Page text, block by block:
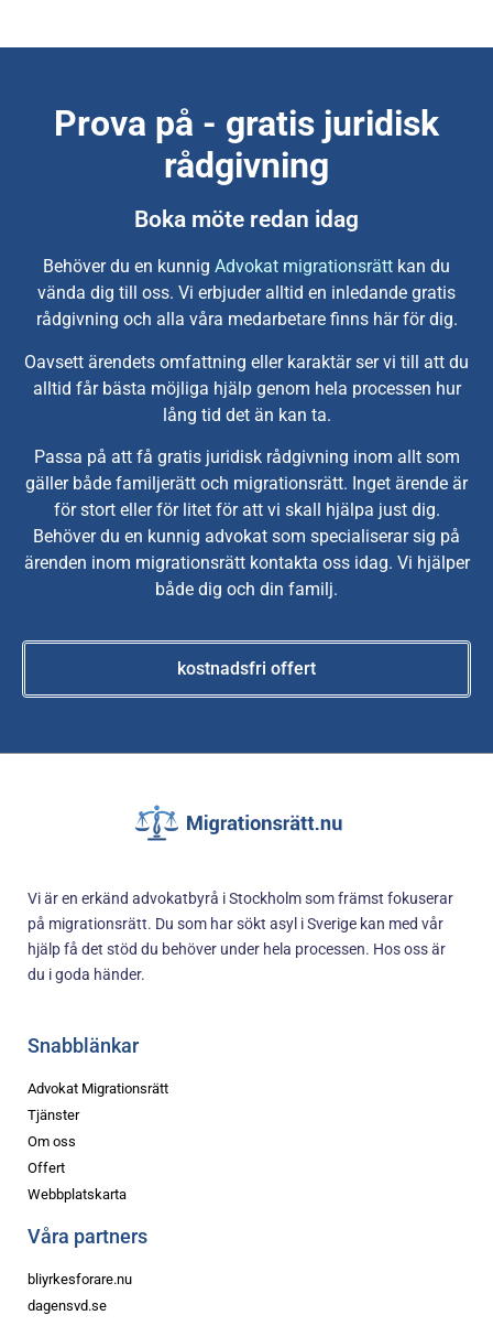
Prova på - gratis juridisk
rådgivning
Boka möte redan idag
Behöver du en kunnig Advokat migrationsrätt kan du
vända dig till oss. Vi erbjuder alltid en inledande gratis
rådgivning och alla våra medarbetare finns här för dig.
Oavsett ärendets omfattning eller karaktär ser vi till att du
alltid får bästa möjliga hjälp genom hela processen hur
lång tid det än kan ta.
Passa på att få gratis juridisk rådgivning inom allt som
gäller både familjerätt och migrationsrätt. Inget ärende är
för stort eller för litet för att vi skall hjälpa just dig.
Behöver du en kunnig advokat som specialiserar sig på
ärenden inom migrationsrätt kontakta oss idag. Vi hjälper
både dig och din familj.
kostnadsfri offert
Vi är en erkänd advokatbyrå i Stockholm som främst fokuserar
på migrationsrätt. Du som har sökt asyl i Sverige kan med vår
hjälp få det stöd du behöver under hela processen. Hos oss är
du i goda händer.
Snabblänkar
Advokat Migrationsrätt
Tjänster
Om oss
Offert
Webbplatskarta
Våra partners
bliyrkesforare.nu
dagensvd.se